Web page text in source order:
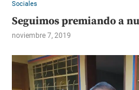
Sociales
Seguimos premiando a
noviembre 7, 2019